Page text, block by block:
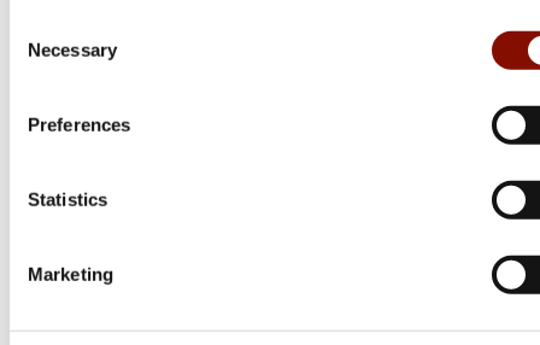
Selection
Necessary
Preferences
Statistics
Marketing
T3x Lite
Från 17 999 kr